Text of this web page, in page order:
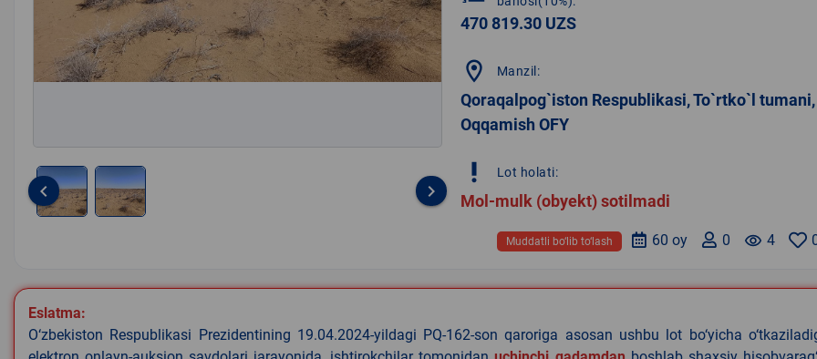
keyboard_arrow_left keyboard_arrow_right
470 819.30 UZS
location_on Manzil:
Qoraqalpog`iston Respublikasi, To`rtko`l tumani,
Oqqamish OFY
priority_high Lot holati:
Mol-mulk (obyekt) sotilmadi
remove_red_eye 4
0
60 oy
Muddatli bo‘lib to‘lash
Eslatma:
O‘zbekiston Respublikasi Prezidentining 19.04.2024-yildagi PQ-162-son qaroriga asosan ushbu lot bo‘yicha